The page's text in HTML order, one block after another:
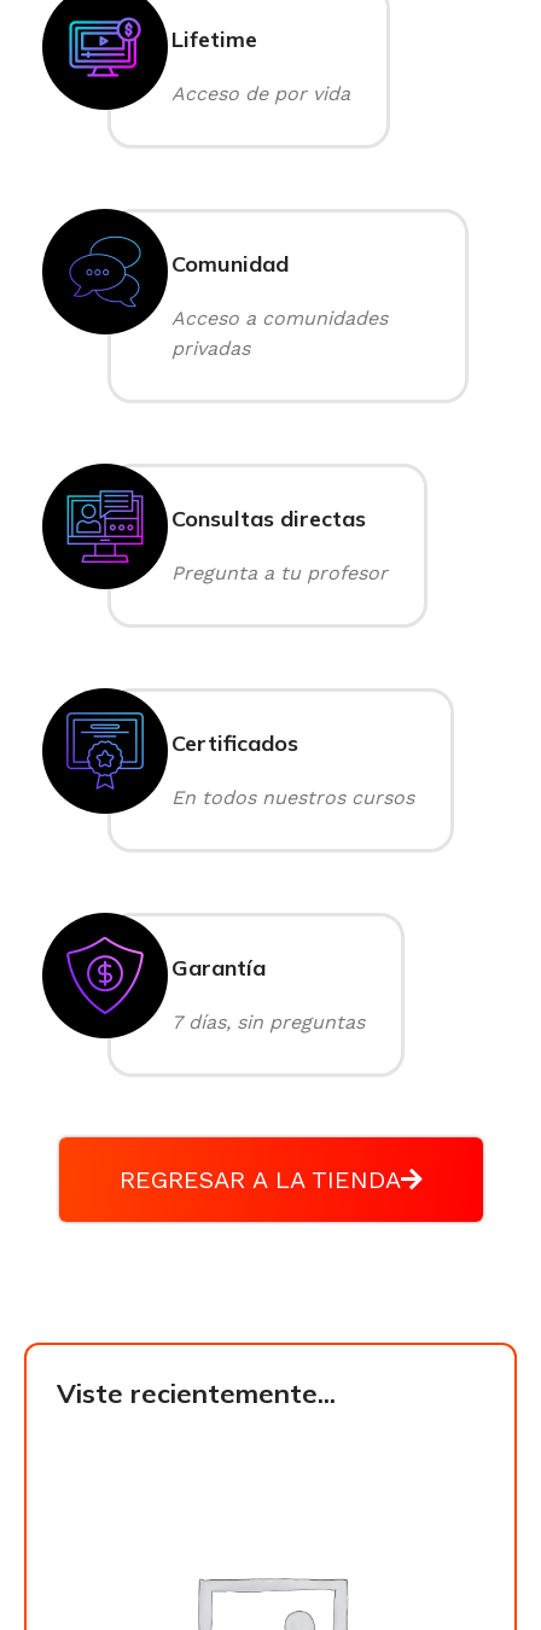
Lifetime
Acceso de por vida
Comunidad
Acceso a comunidades
privadas
Consultas directas
Pregunta a tu profesor
Certificados
En todos nuestros cursos
Garantía
7 días, sin preguntas
REGRESAR A LA TIENDA
Viste recientemente...